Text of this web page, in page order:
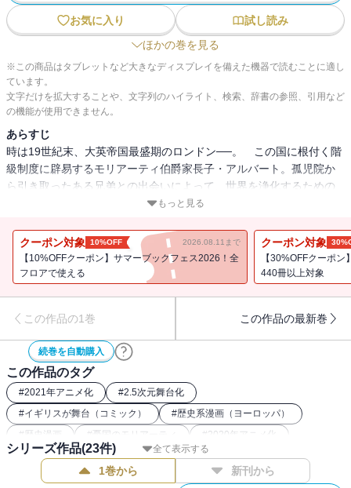
お気に入り
試し読み
ほかの巻を見る
※この商品はタブレットなど大きなディスプレイを備えた機器で読むことに適し
ています。
文字だけを拡大することや、文字列のハイライト、検索、辞書の参照、引用など
の機能が使用できません。
あらすじ
時は19世紀末、大英帝国最盛期のロンドン──。 この国に根付く階
級制度に辟易するモリアーティ伯爵家長子・アルバート。孤児院か
ら引き取ったある兄弟との出会いによって、世界を浄化するための
壮大な計画が動き出す。名探偵シャーロック・ホームズの宿敵、モ
もっと見る
クーポン対象 10%OFF 2026.08.11まで
【10%OFFクーポン】サマーブックフェス2026！全
フロアで使える
クーポン対象
【30%OFFクーポ
440冊以上対象
この作品の1巻 この作品の最新巻
続巻を自動購入
この作品のタグ
#2021年アニメ化 #2.5次元舞台化
#イギリスが舞台（コミック） #歴史系漫画（ヨーロッパ）
# 歴史漫画 # 憂国のモリアーティ #2020年アニメ化
#復讐コミック
全て表示する
シリーズ作品(23件)
1巻から 新刊から